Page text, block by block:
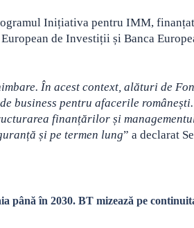
Inițiativa pentru IMM,
de Investiții și Banca
În acest context, alături de
business pentru afacerile
finanțărilor și
și pe termen lung” a declarat
până în 2030. BT mizează pe